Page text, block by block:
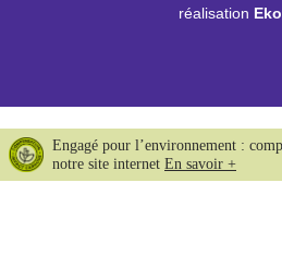
réalisation
Engagé pour l’environnement :
notre site internet En savoir +